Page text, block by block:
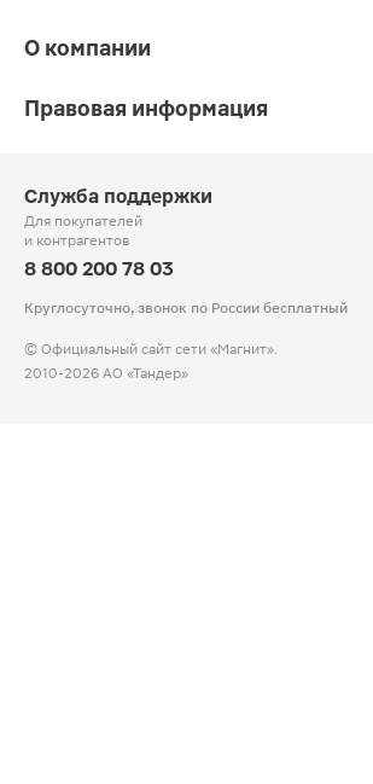
О компании
Правовая информация
Служба поддержки
Для покупателей
и контрагентов
8 800 200 78 03
Круглосуточно, звонок по России бесплатный
© Официальный сайт сети «Магнит».
2010-2026 АО «Тандер»